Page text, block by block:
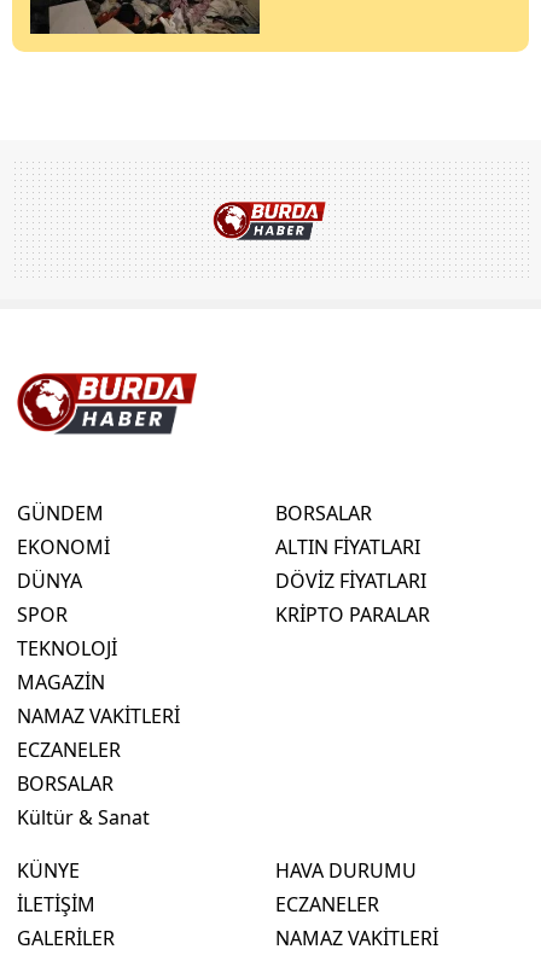
GÜNDEM
EKONOMİ
DÜNYA
SPOR
TEKNOLOJİ
MAGAZİN
NAMAZ VAKİTLERİ
ECZANELER
BORSALAR
Kültür & Sanat
BORSALAR
ALTIN FİYATLARI
DÖVİZ FİYATLARI
KRİPTO PARALAR
KÜNYE
İLETİŞİM
GALERİLER
HAVA DURUMU
ECZANELER
NAMAZ VAKİTLERİ